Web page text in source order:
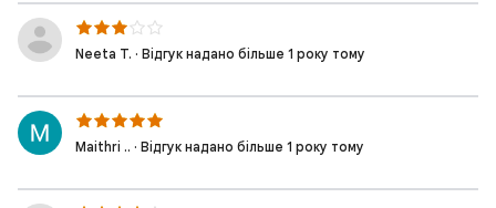
Neeta T. · Відгук надано більше 1 року тому
Maithri .. · Відгук надано більше 1 року тому